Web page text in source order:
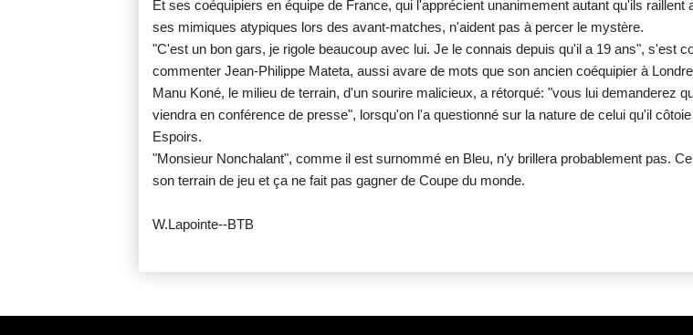
Et ses coéquipiers en équipe de France, qui l'apprécient unanimement autant qu'ils raillent
ses mimiques atypiques lors des avant-matches, n'aident pas à percer le mystère.
"C'est un bon gars, je rigole beaucoup avec lui. Je le connais depuis qu'il a 19 ans", s'est
commenter Jean-Philippe Mateta, aussi avare de mots que son ancien coéquipier à
Manu Koné, le milieu de terrain, d'un sourire malicieux, a rétorqué: "vous lui demanderez
viendra en conférence de presse", lorsqu'on l'a questionné sur la nature de celui qu'il
Espoirs.
"Monsieur Nonchalant", comme il est surnommé en Bleu, n'y brillera probablement pas.
son terrain de jeu et ça ne fait pas gagner de Coupe du monde.
W.Lapointe--BTB